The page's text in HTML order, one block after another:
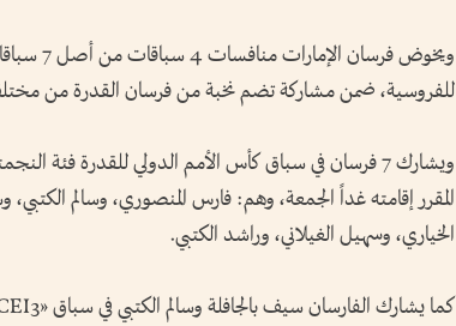
ويخوض
للفروسية، ضمن مشاركة تضم نخبة من فرسان القدرة من
المقرر إقامته غداً الجمعة، وهم: فارس المنصوري، وسالم
الخياري، وسهيل الغيلاني، وراشد الكتبي.